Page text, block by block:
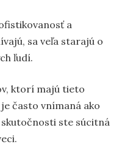
a
sa veľa starajú o
ľudí.
ktorí majú tieto
často vnímaná ako
ste súcitná